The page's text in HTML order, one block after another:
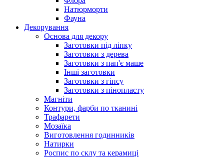
Натюрморти
Фауна
Декорування
Основа для декору
Заготовки під ліпку
Заготовки з дерева
Заготовки з пап'є маше
Інші заготовки
Заготовки з гіпсу
Заготовки з пінопласту
Магніти
Контури, фарби по тканині
Трафарети
Мозаїка
Виготовлення годинників
Натирки
Роспис по склу та керамиці